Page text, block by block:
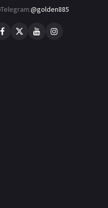
Telegram:@golden885